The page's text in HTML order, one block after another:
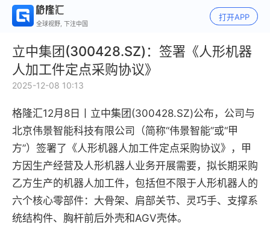
全球视野, 下注中国
打开APP
立中集团(300428.SZ)：签署《人形机器
人加工件定点采购协议》
2025-12-08 10:13
格隆汇12月8日丨 立中集团(300428.SZ)公布， 公司与
北京伟景智能科技有限公司（简称“伟景智能”或“甲
方”）签署了《人形机器人加工件定点采购协议》，甲
方因生产经营及人形机器人业务开展需要，拟长期采购
乙方生产的机器人加工件，包括但不限于人形机器人的
六个核心零部件：大骨架、肩部关节、灵巧手、支撑系
统结构件、胸杆前后外壳和AGV壳体。